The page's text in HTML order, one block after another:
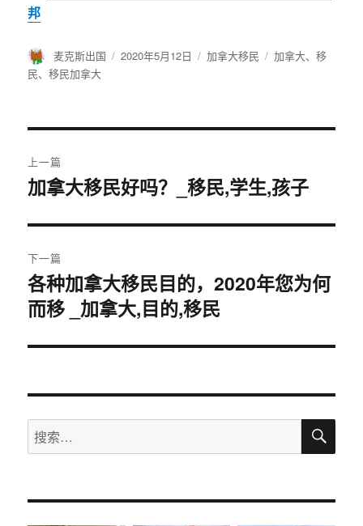
邦
作
者
麦克斯出国
发
2020年5月12日
分
加拿大移民
标
加拿大、移
民、移民加拿大
章
航
上一篇
上
文
章：
加拿大移民好吗？_移民,学生,孩子
下一篇
下
篇
章：
各种加拿大移民目的，2020年您为何
而移 _加拿大,目的,移民
搜
索：
搜